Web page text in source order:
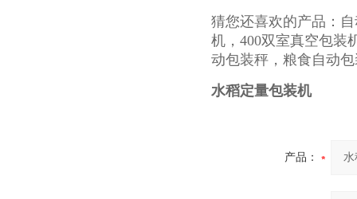
猜您还喜欢的产品：
机，400双室真空包装
动包装秤，粮食自动
水稻定量包装机
产品：